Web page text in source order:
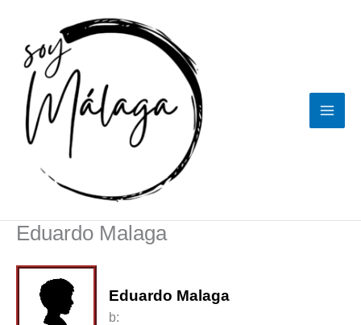
contenido
Eduardo Malaga
Eduardo Malaga
b: